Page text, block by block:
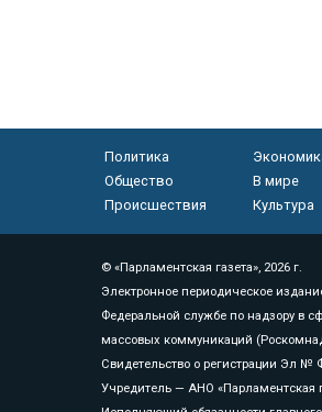
Политика
Общество
В мире
Происшествия
Культура
© «Парламентская газета», 2026 г.
Электронное периодическое
Федеральной службе по надзору в
массовых коммуникаций
Свидетельство о регистрации Эл №
Учредитель — АНО «Парламентская